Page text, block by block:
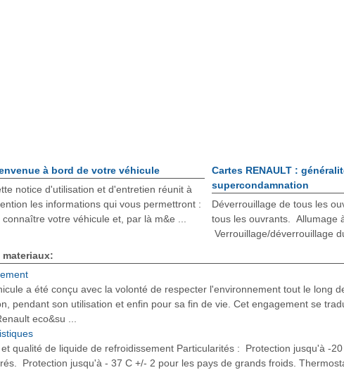
à bord de votre véhicule
notice d'utilisation et d'entretien réunit à
les informations qui vous permettront :
votre véhicule et, par là m&e ...
Cartes RENAULT :
supercondamnation
Déverrouillage de tous les
tous les ouvrants. Allumage
Verrouillage/déverrouillage
materiaux:
a été conçu avec la volonté de respecter l'environnement tout le long
pendant son utilisation et enfin pour sa fin de vie. Cet engagement se
eco&su ...
qualité de liquide de refroidissement Particularités : Protection jusqu'à -
Protection jusqu'à - 37 C +/- 2 pour les pays de grands froids.